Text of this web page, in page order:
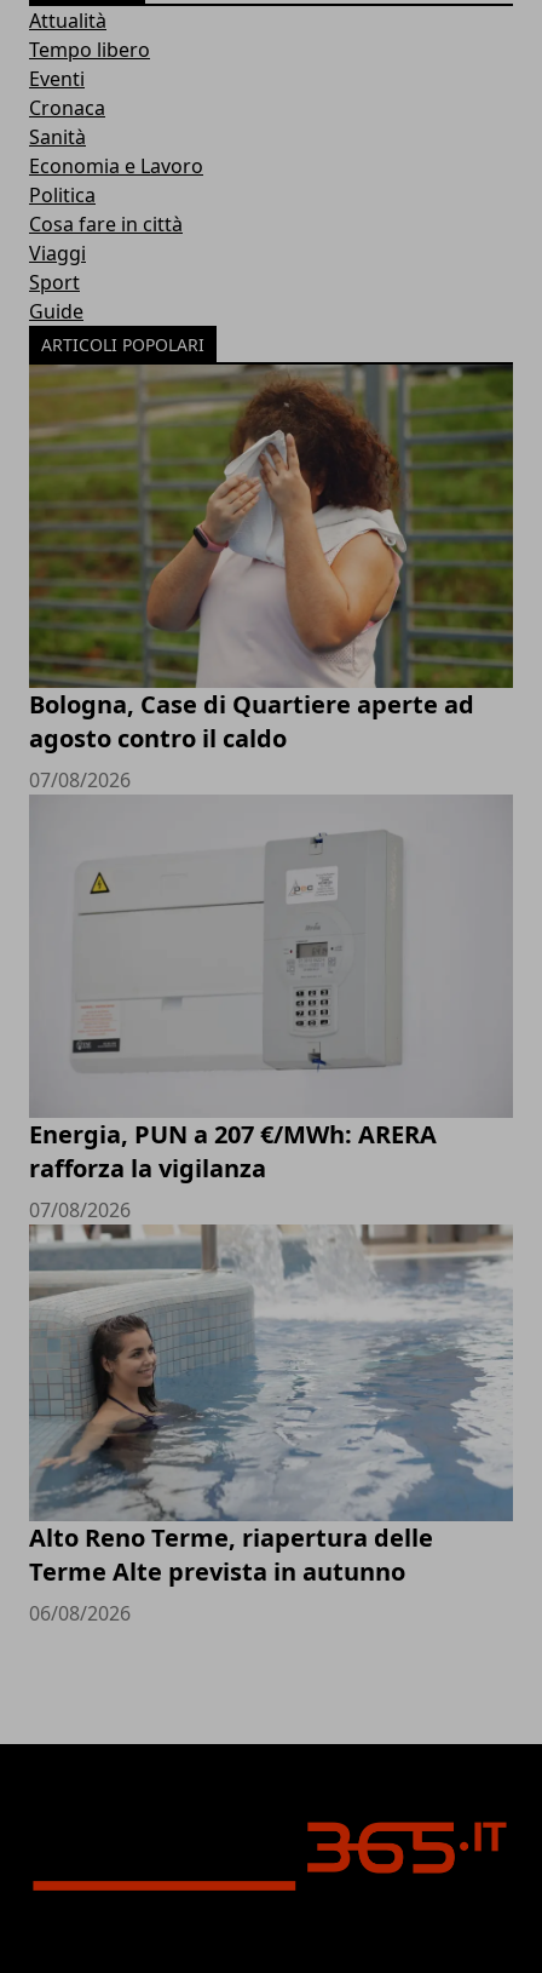
Attualità
Tempo libero
Eventi
Cronaca
Sanità
Economia e Lavoro
Politica
Cosa fare in città
Viaggi
Sport
Guide
ARTICOLI POPOLARI
Bologna, Case di Quartiere aperte ad
agosto contro il caldo
07/08/2026
Energia, PUN a 207 €/MWh: ARERA
rafforza la vigilanza
07/08/2026
Alto Reno Terme, riapertura delle
Terme Alte prevista in autunno
06/08/2026